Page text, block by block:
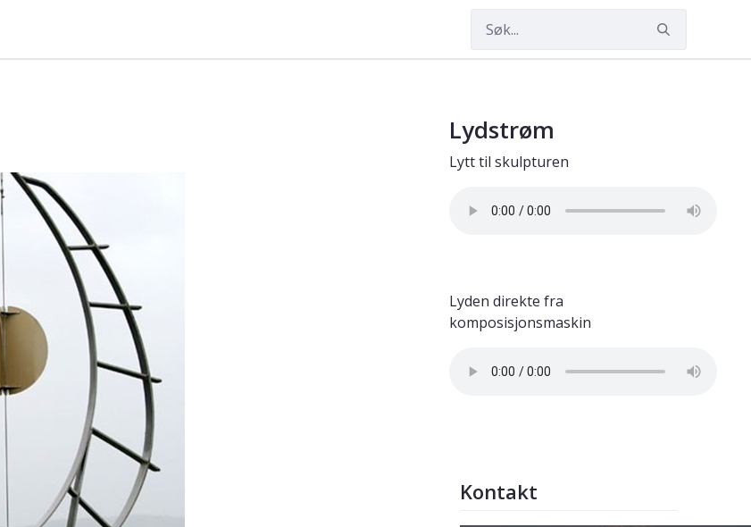
Lydstrøm
Lytt til skulpturen
Lyden direkte fra
komposisjonsmaskin
Kontakt